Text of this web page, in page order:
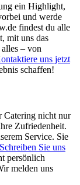
ein Highlight,
und werde
findest du alle
mit uns das
– von
uns jetzt
schaffen!
Catering nicht nur
Zufriedenheit.
Service. Sie
Schreiben Sie uns
persönlich
melden uns